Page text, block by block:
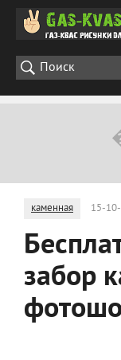
каменная 15-
забор